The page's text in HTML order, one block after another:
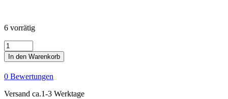
6 vorrätig
KONA
Cotton
Solids
-
Magenta
Menge
In den Warenkorb
0 Bewertungen
Versand ca.1-3 Werktage